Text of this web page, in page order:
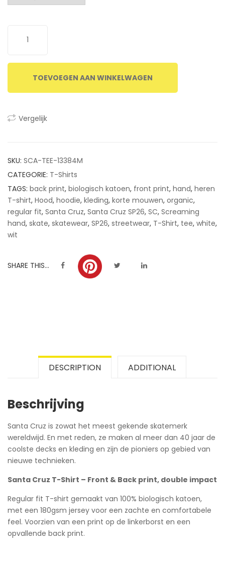
TOEVOEGEN AAN WINKELWAGEN
Vergelijk
SKU: SCA-TEE-13384M
CATEGORIE: T-Shirts
TAGS: back print, biologisch katoen, front print, hand, heren
T-shirt, Hood, hoodie, kleding, korte mouwen, organic,
regular fit, Santa Cruz, Santa Cruz SP26, SC, Screaming
hand, skate, skatewear, SP26, streetwear, T-Shirt, tee, white,
wit
SHARE THIS...
DESCRIPTION ADDITIONAL
Beschrijving
Santa Cruz is zowat het meest gekende skatemerk
wereldwijd. En met reden, ze maken al meer dan 40 jaar de
coolste decks en kleding en zijn de pioniers op gebied van
nieuwe technieken.
Santa Cruz T-Shirt – Front & Back print, double impact
Regular fit T-shirt gemaakt van 100% biologisch katoen,
met een 180gsm jersey voor een zachte en comfortabele
feel. Voorzien van een print op de linkerborst en een
opvallende back print.